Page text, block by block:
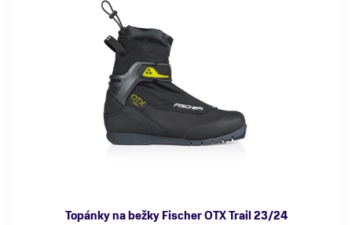
Topánky na bežky Fischer OTX Trail 23/24